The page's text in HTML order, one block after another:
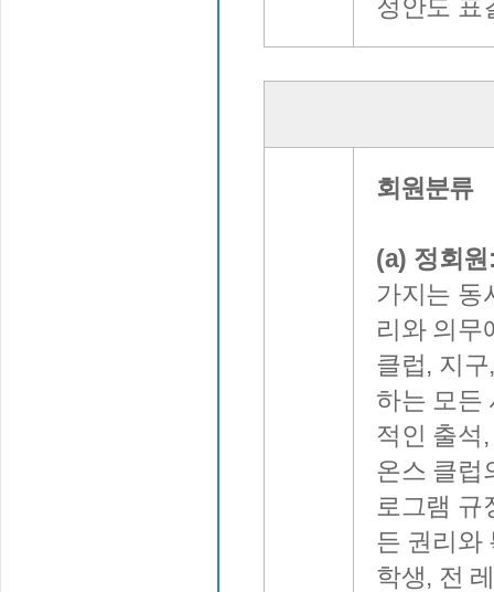
정안도 표
회원분류
(a) 정회
가지는 동
리와 의무
클럽, 지
하는 모든
적인 출석
온스 클럽
로그램 규
든 권리와
학생, 전